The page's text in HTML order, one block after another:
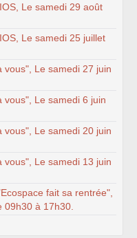
Le samedi 29 août
Le samedi 25 juillet
vous", Le samedi 27 juin
vous", Le samedi 6 juin
vous", Le samedi 20 juin
vous", Le samedi 13 juin
fait sa rentrée",
à 17h30.